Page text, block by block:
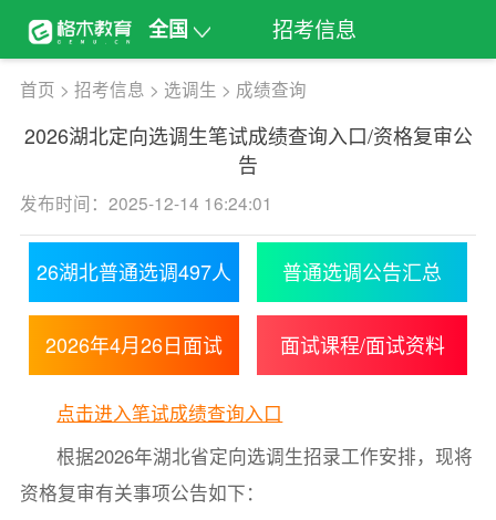
全国 招考信息
首页 > 招考信息 > 选调生 > 成绩查询
2026湖北定向选调生笔试成绩查询入口/资格复审公
告
发布时间：2025-12-14 16:24:01
26湖北普通选调497人 普通选调公告汇总
2026年4月26日面试 面试课程/面试资料
点击进入笔试成绩查询入口
根据2026年湖北省定向选调生招录工作安排，现将
资格复审有关事项公告如下：